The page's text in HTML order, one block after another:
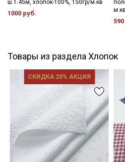
Внимание! На ткани могут
продольных и поперечных нитей,
ш.1.45м, хлопок-100%, 150гр/м.кв
1000 руб.
м.кв
Товары из раздела Хлопок
СКИДКА 20% АКЦИЯ